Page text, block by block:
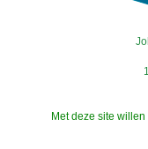
Met deze site